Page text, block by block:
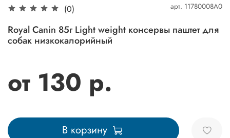
(0) арт. 11780008A0
Royal Canin 85г Light weight консервы паштет для
собак низкокалорийный
от 130 р.
В корзину